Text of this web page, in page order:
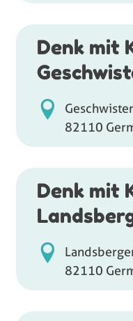
Denk mit
82110
Denk mit
82110